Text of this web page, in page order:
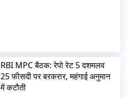
RBI MPC बैठक: रेपो रेट 5 दशमलव
25 फीसदी पर बरकरार, महंगाई अनुमान
में कटौती